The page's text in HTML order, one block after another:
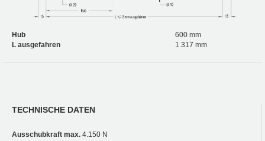
Hub
600 mm
L ausgefahren
1.317 mm
TECHNISCHE DATEN
Ausschubkraft max. 4.150 N